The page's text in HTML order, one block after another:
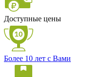
Доступные цены
Более 10 лет с Вами